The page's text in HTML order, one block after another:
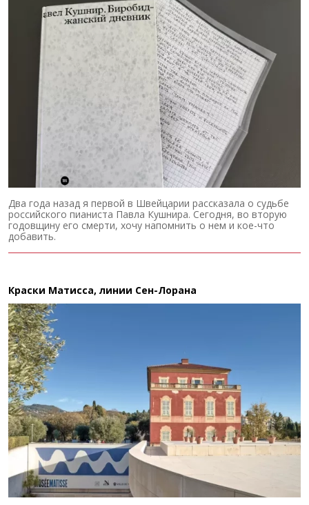
Два года назад я первой в Швейцарии рассказала о судьбе
российского пианиста Павла Кушнира. Сегодня, во вторую
годовщину его смерти, хочу напомнить о нем и кое-что
добавить.
Краски Матисса, линии Сен-Лорана